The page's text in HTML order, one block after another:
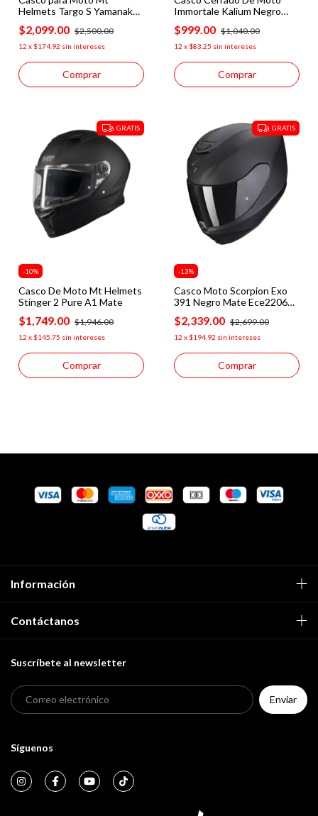
Helmets Targo S Yamanaka
2025 A5 Rojo
$2,099.00 $2,500.00
12 x $174.92 sin intereses
Comprar
Immortale Kalium Negro
Mate Dot
$999.00 $1,040.00
12 x $83.25 sin intereses
Comprar
GRATIS
-10%
Casco De Moto Mt Helmets
Stinger 2 Pure A1 Mate
$1,749.00 $1,946.00
12 x $145.75 sin intereses
Comprar
GRATIS
-13%
Casco Moto Scorpion Exo
391 Negro Mate Ece2206
Certificado
$2,339.00 $2,699.00
12 x $194.92 sin intereses
Comprar
Información
Contáctanos
Suscríbete al newsletter
Síguenos